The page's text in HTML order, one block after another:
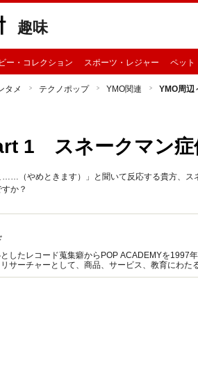
趣味
ー・コレクション スポーツ・レジャー ペット
タメ テクノポップ YMO関連 YMO周
1 スネークマン症
……（やめときます）」と聞いて反応する貴方、
か？
したレコード蒐集癖からPOP ACADEMYを1997
サーチャーとして、商品、サービス、教育にわ
）も随時更新。